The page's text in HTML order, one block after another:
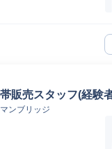
販売スタッフ(経験
ンブリッジ